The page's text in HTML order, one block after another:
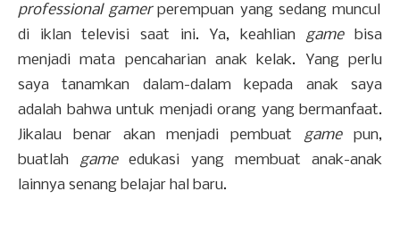
professional gamerperempuan yang sedang muncul
di iklan televisi saat ini. Ya, keahlian gamebisa
menjadi mata pencaharian anak kelak. Yang perlu
saya tanamkan dalam-dalam kepada anak saya
adalah bahwa untuk menjadi orang yang bermanfaat.
Jikalau benar akan menjadi pembuat gamepun,
buatlah gameedukasi yang membuat anak-anak
lainnya senang belajar hal baru.